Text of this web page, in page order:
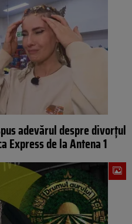
adevărul despre divorțul
Express de la Antena 1